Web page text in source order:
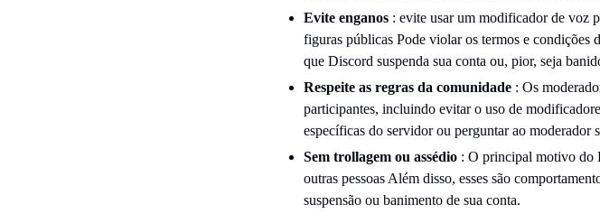
Evite enganos : evite usar um modificador de voz
figuras públicas Pode violar os termos e condições
que Discord suspenda sua conta ou, pior, seja
Respeite as regras da comunidade : Os
participantes, incluindo evitar o uso de
específicas do servidor ou perguntar ao moderador
Sem trollagem ou assédio : O principal motivo do
outras pessoas Além disso, esses são
suspensão ou banimento de sua conta.